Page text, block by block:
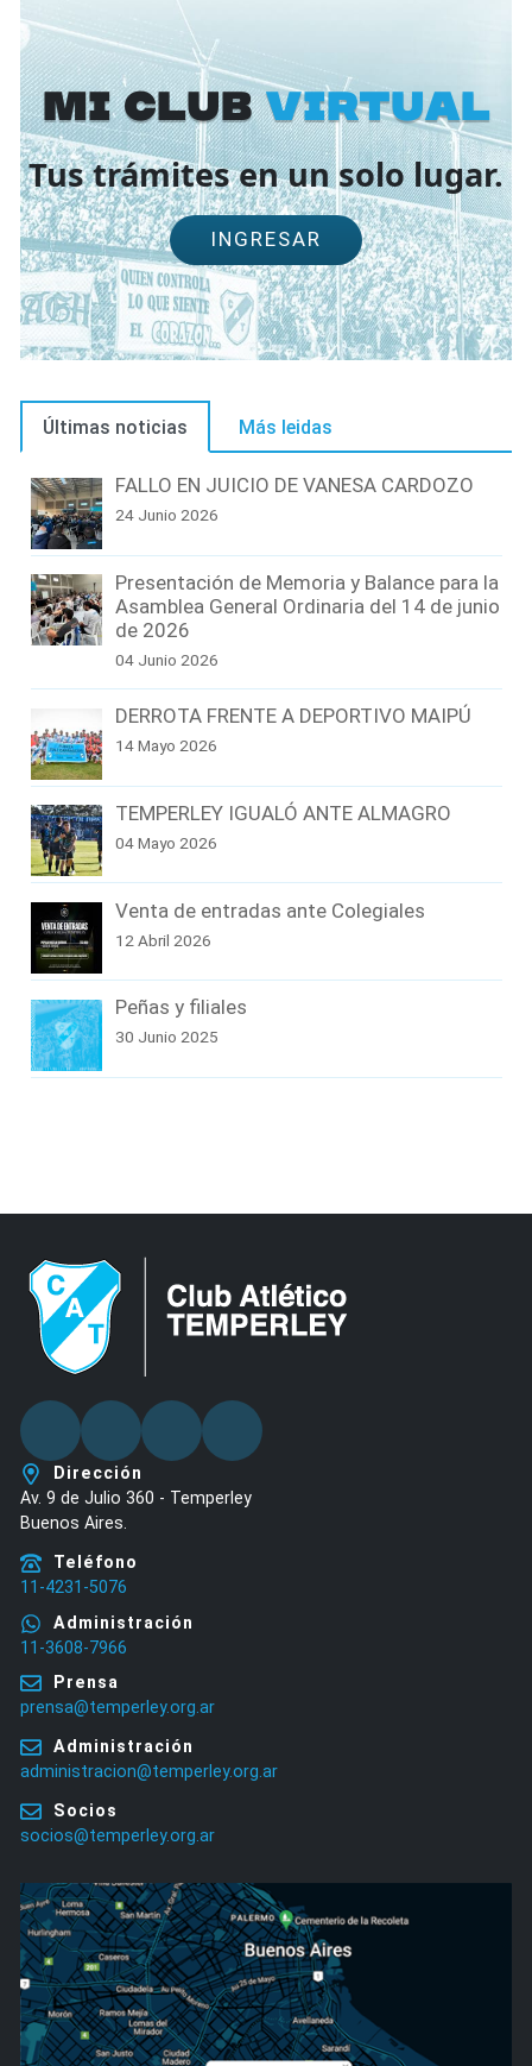
Mi Clubvirtual
Tus trámites en un solo lugar.
INGRESAR
Últimas noticias Más leidas
FALLO EN JUICIO DE VANESA CARDOZO
24 Junio 2026
Presentación de Memoria y Balance para la
Asamblea General Ordinaria del 14 de junio
de 2026
04 Junio 2026
DERROTA FRENTE A DEPORTIVO MAIPÚ
14 Mayo 2026
TEMPERLEY IGUALÓ ANTE ALMAGRO
04 Mayo 2026
Venta de entradas ante Colegiales
12 Abril 2026
Peñas y filiales
30 Junio 2025
Facebook
Twitter
YoutubeInstagram
Dirección
Av. 9 de Julio 360 - Temperley
Buenos Aires.
Teléfono
11-4231-5076
Administración
11-3608-7966
Prensa
prensa@temperley.org.ar
Administración
administracion@temperley.org.ar
Socios
socios@temperley.org.ar